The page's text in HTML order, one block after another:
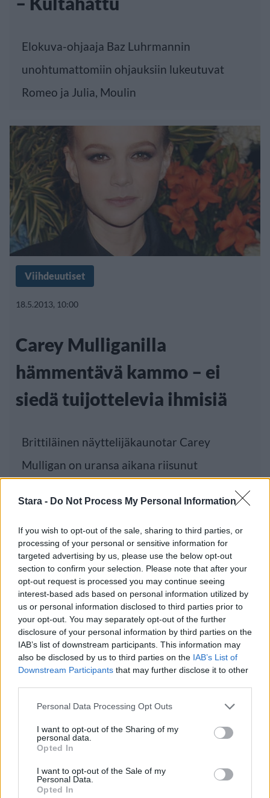
Stara - Do Not Process My Personal Information
If you wish to opt-out of the sale, sharing to third parties, or
processing of your personal or sensitive information for
targeted advertising by us, please use the below opt-out
section to confirm your selection. Please note that after your
opt-out request is processed you may continue seeing
interest-based ads based on personal information utilized by
us or personal information disclosed to third parties prior to
your opt-out. You may separately opt-out of the further
disclosure of your personal information by third parties on the
IAB’s list of downstream participants. This information may
also be disclosed by us to third parties on the IAB’s List of
Downstream Participants that may further disclose it to other
Personal Data Processing Opt Outs
I want to opt-out of the Sharing of my
personal data.
Opted In
I want to opt-out of the Sale of my
Personal Data.
Opted In
Elokuva-ohjaaja Baz Luhrmannin
unohtumattomiin ohjauksiin lukeutuvat
Romeo ja Julia, Moulin
Viihdeuutiset
18.5.2013, 10:00
Carey Mulliganilla
hämmentävä kammo – ei
siedä tuijottelevia ihmisiä
Brittiläinen näyttelijäkaunotar Carey
Mulligan on uransa aikana riisunut
Luetuimmat
PÄIVÄ VIIKKO KUUKAUSI
Leskeneläke ei kuulu kaikille – Kela
muistuttaa tärkeästä ikärajasta
Sääennuste ulottuu nyt marraskuulle – tältä
näyttää syksyn sää
Finnairin lennoista osan lentää jatkossa
Kela voi leikata tukia ulkomaanmatkan
vuoksi